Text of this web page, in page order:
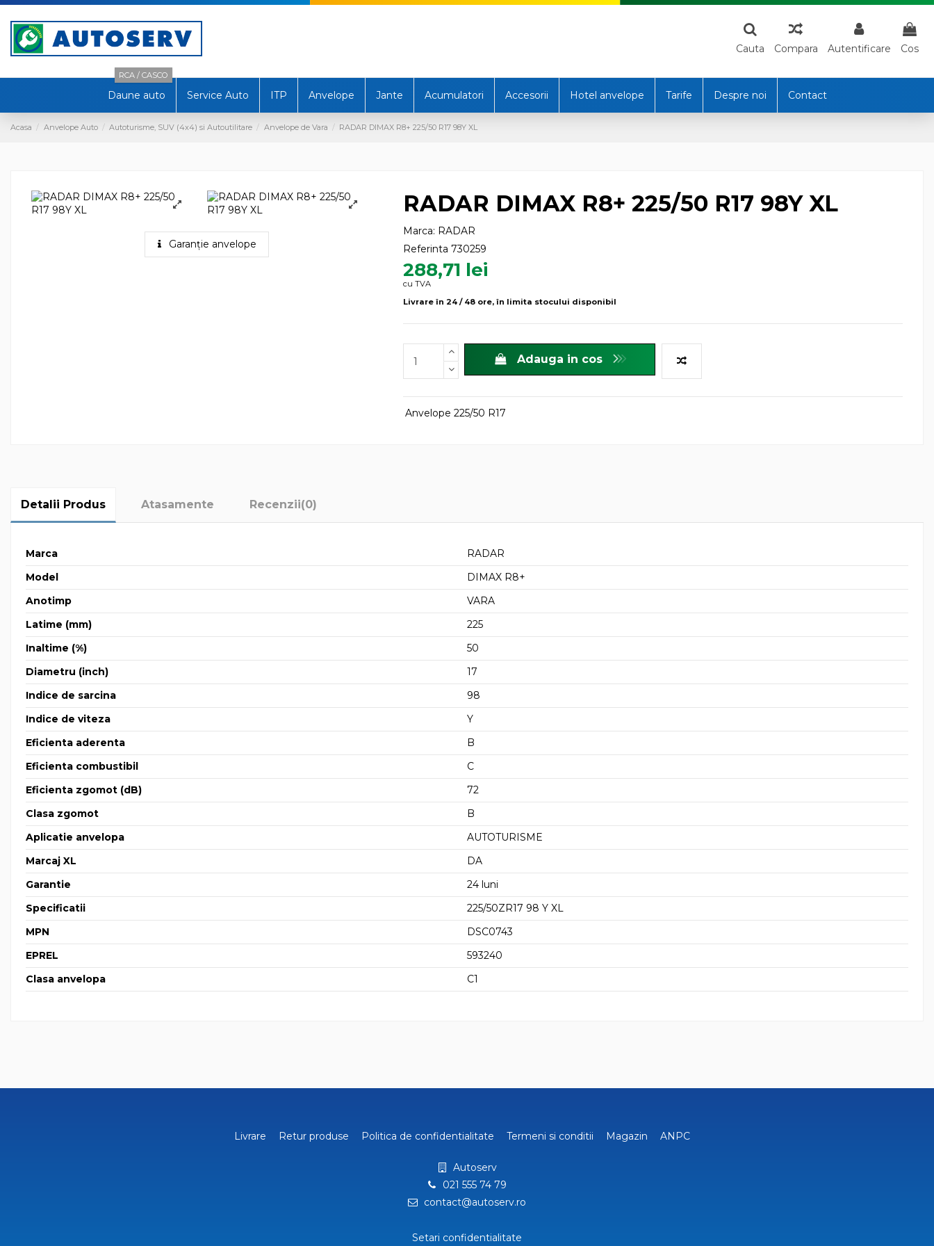
Cauta Compara Autentificare Cos
Daune auto
RCA / CASCO
Service Auto ITP Anvelope Jante Acumulatori Accesorii Hotel anvelope Tarife Despre noi Contact
Acasa Anvelope Auto Autoturisme, SUV (4x4) si Autoutilitare Anvelope de Vara RADAR DIMAX R8+ 225/50 R17 98Y XL
Garanție anvelope
RADAR DIMAX R8+ 225/50 R17 98Y XL
Marca: RADAR
Referinta 730259
288,71 lei
cu TVA
Livrare în 24 / 48 ore, în limita stocului disponibil
Adauga in cos
Anvelope 225/50 R17
Detalii Produs Atasamente Recenzii(0)
Marca
RADAR
Model
DIMAX R8+
Anotimp
VARA
Latime (mm)
225
Inaltime (%)
50
Diametru (inch)
17
Indice de sarcina
98
Indice de viteza
Y
Eficienta aderenta
B
Eficienta combustibil
C
Eficienta zgomot (dB)
72
Clasa zgomot
B
Aplicatie anvelopa
AUTOTURISME
Marcaj XL
DA
Garantie
24 luni
Specificatii
225/50ZR17 98 Y XL
MPN
DSC0743
EPREL
593240
Clasa anvelopa
C1
Livrare Retur produse Politica de confidentialitate Termeni si conditii Magazin ANPC
Autoserv
021 555 74 79
contact@autoserv.ro
Setari confidentialitate